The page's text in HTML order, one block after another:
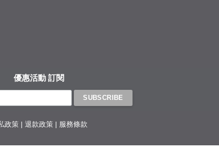
優惠活動 訂閱
政策 退款政策 服務條款